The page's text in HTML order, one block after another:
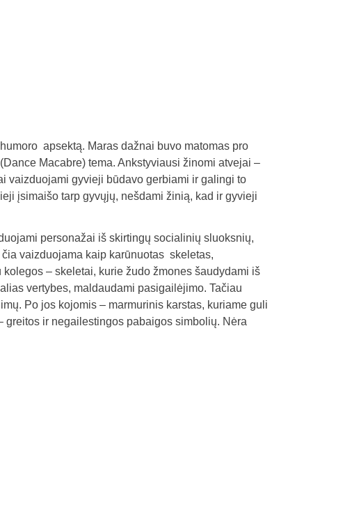
apsektą. Maras dažnai buvo matomas pro
Macabre) tema. Ankstyviausi žinomi atvejai –
vaizduojami gyvieji būdavo gerbiami ir galingi to
įsimaišo tarp gyvųjų, nešdami žinią, kad ir gyvieji
personažai iš skirtingų socialinių sluoksnių,
vaizduojama kaip karūnuotas skeletas,
– skeletai, kurie žudo žmones šaudydami iš
vertybes, maldaudami pasigailėjimo. Tačiau
Po jos kojomis – marmurinis karstas, kuriame guli
ir negailestingos pabaigos simbolių. Nėra